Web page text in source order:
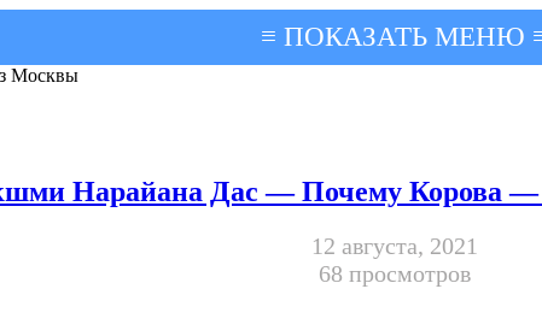
≡ ПОКАЗАТЬ МЕНЮ
Москвы
Нарайана Дас — Почему Корова
12 августа, 2021
68 просмотров